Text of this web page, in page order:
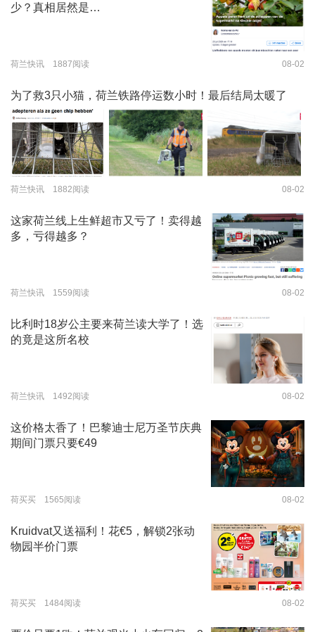
少？真相居然是…
荷兰快讯 1887阅读 08-02
为了救3只小猫，荷兰铁路停运数小时！最后结局太暖了
荷兰快讯 1882阅读 08-02
这家荷兰线上生鲜超市又亏了！卖得越
多，亏得越多？
荷兰快讯 1559阅读 08-02
比利时18岁公主要来荷兰读大学了！选
的竟是这所名校
荷兰快讯 1492阅读 08-02
这价格太香了！巴黎迪士尼万圣节庆典
期间门票只要€49
荷买买 1565阅读 08-02
Kruidvat又送福利！花€5，解锁2张动
物园半价门票
荷买买 1484阅读 08-02